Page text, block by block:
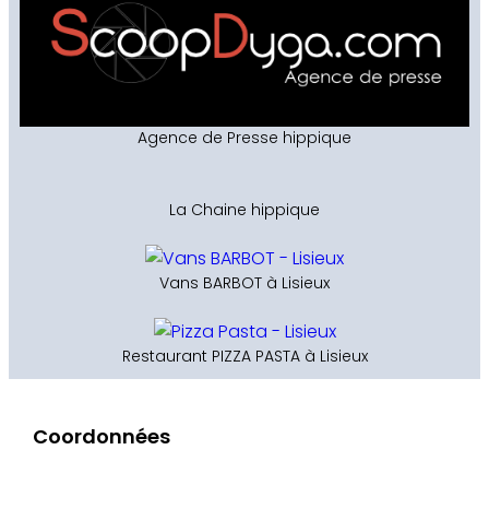
Agence de Presse hippique
La Chaine hippique
Vans BARBOT à Lisieux
Restaurant PIZZA PASTA à Lisieux
Coordonnées